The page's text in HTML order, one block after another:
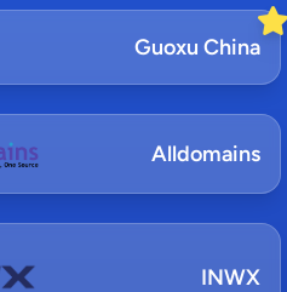
Guoxu China
Alldomains
INWX